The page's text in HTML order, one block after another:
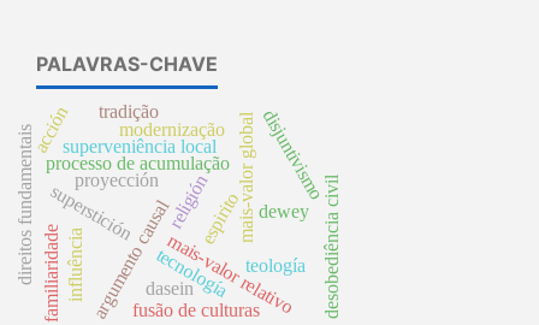
PALAVRAS-CHAVE
argumento causal
superstición
proyección
processo de acumulação mais-valor global
mais-valor relativo
superveniência local disjuntivismo
religión
tecnología
dewey
teología
direitos fundamentais espirito
influência
familiaridade desobediência civil
dasein
modernização
tradição
fusão de culturas
acción